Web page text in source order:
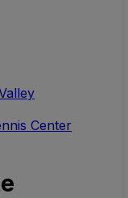
Center